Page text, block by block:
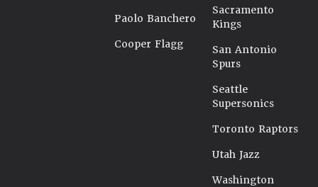
Paolo Banchero
Cooper Flagg
Sacramento
Kings
San Antonio
Spurs
Seattle
Supersonics
Toronto Raptors
Utah Jazz
Washington